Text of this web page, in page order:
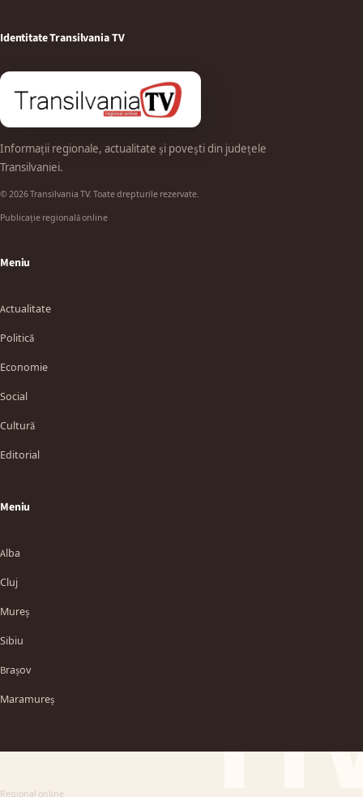
Identitate Transilvania TV
Informații regionale, actualitate și povești din județele
Transilvaniei.
© 2026 Transilvania TV. Toate drepturile rezervate.
Publicație regională online
Meniu
Actualitate
Politică
Economie
Social
Cultură
Editorial
Meniu
Alba
Cluj
Mureș
Sibiu
Brașov
Maramureș
Regional online